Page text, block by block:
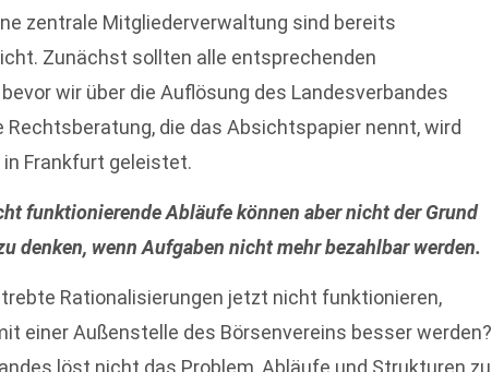
zentrale Mitgliederverwaltung sind bereits
Zunächst sollten alle entsprechenden
wir über die Auflösung des Landesverbandes
Rechtsberatung, die das Absichtspapier nennt, wird
Frankfurt geleistet.
funktionierende Abläufe können aber nicht der Grund
denken, wenn Aufgaben nicht mehr bezahlbar werden.
Rationalisierungen jetzt nicht funktionieren,
einer Außenstelle des Börsenvereins besser werden?
löst nicht das Problem, Abläufe und Strukturen zu